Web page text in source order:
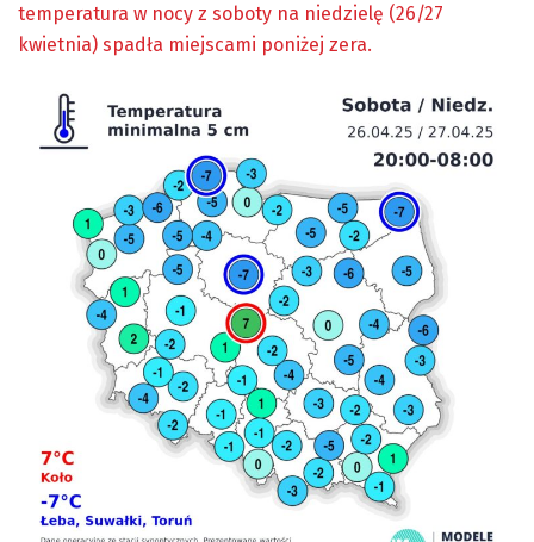
temperatura w nocy z soboty na niedzielę (26/27
kwietnia) spadła miejscami poniżej zera.